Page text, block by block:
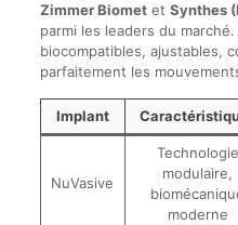
Zimmer Biometet Synthes
parmi les leaders du
biocompatibles, ajustables,
parfaitement les
Implant
NuVasive
Technologie
modulaire,
moderne